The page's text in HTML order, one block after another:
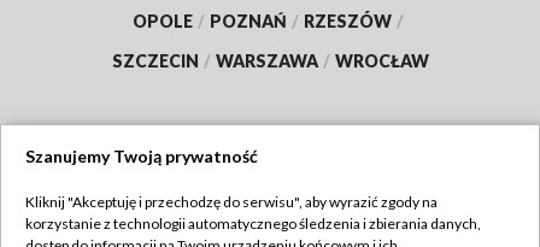
OPOLE / POZNAŃ / RZESZÓW /
SZCZECIN / WARSZAWA / WROCŁAW
TVP
Szanujemy Twoją prywatność
Kliknij "Akceptuję i przechodzę do serwisu", aby wyrazić zgody na
korzystanie z technologii automatycznego śledzenia i zbierania danych,